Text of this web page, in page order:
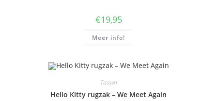
€19,95
Meer info!
Tassen
Hello Kitty rugzak – We Meet Again